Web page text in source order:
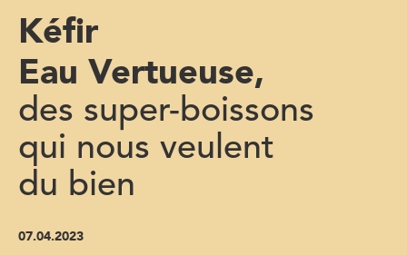
Kéfir
Eau Vertueuse,
des super-boissons
qui nous veulent
du bien
07.04.2023